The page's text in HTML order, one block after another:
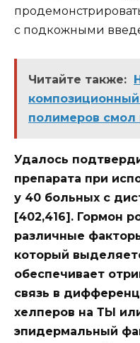
с подкожными
Читайте также:
полимеров смол
Удалось
препарата при
у 40 больных с
[402,416]. Гормон
различные
который
обеспечивает
связь в
хелперов на ТЫ
эпидермальный